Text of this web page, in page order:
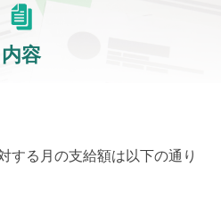
内容
する月の支給額は以下の通り